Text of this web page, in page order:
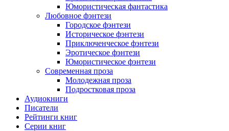
Юмористическая фантастика
Любовное фэнтези
Городское фэнтези
Историческое фэнтези
Приключенческое фэнтези
Эротическое фэнтези
Юмористическое фэнтези
Современная проза
Молодежная проза
Подростковая проза
Аудиокниги
Писатели
Рейтинги книг
Серии книг